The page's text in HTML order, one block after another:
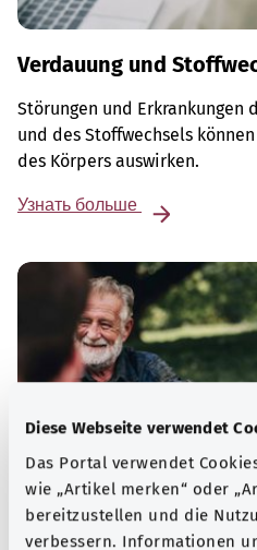
Diese Webseite verwendet
Das Portal verwendet
wie „Artikel merken“ oder
bereitzustellen und die
verbessern. Informationen
Verdauung und
Störungen und Erkrankungen
und des Stoffwechsels
des Körpers auswirken.
Узнать больше